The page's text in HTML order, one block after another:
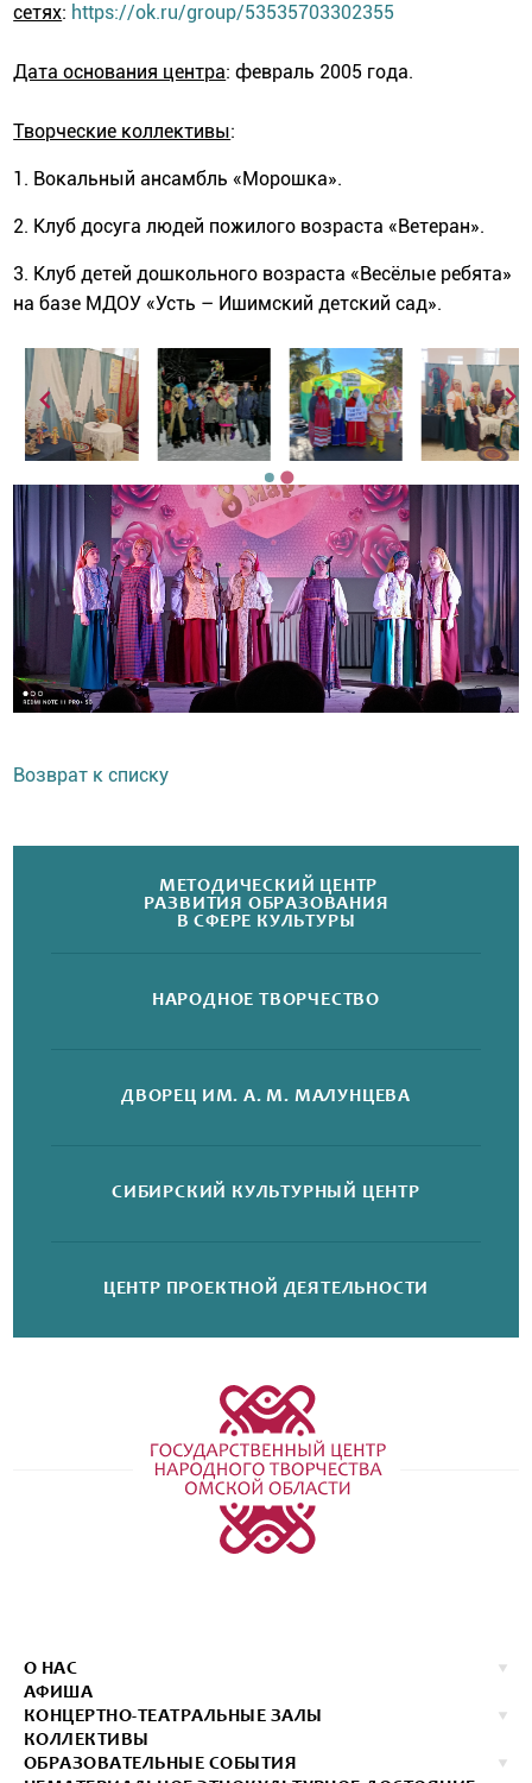
сетях: https://ok.ru/group/53535703302355
Дата основания центра: февраль 2005 года.
Творческие коллективы:
1. Вокальный ансамбль «Морошка».
2. Клуб досуга людей пожилого возраста «Ветеран».
3. Клуб детей дошкольного возраста «Весёлые ребята»
на базе МДОУ «Усть – Ишимский детский сад».
Возврат к списку
МЕТОДИЧЕСКИЙ ЦЕНТР
РАЗВИТИЯ ОБРАЗОВАНИЯ
В СФЕРЕ КУЛЬТУРЫ
НАРОДНОЕ ТВОРЧЕСТВО
ДВОРЕЦ ИМ. А. М. МАЛУНЦЕВА
СИБИРСКИЙ КУЛЬТУРНЫЙ ЦЕНТР
ЦЕНТР ПРОЕКТНОЙ ДЕЯТЕЛЬНОСТИ
О НАС
АФИША
КОНЦЕРТНО-ТЕАТРАЛЬНЫЕ ЗАЛЫ
КОЛЛЕКТИВЫ
ОБРАЗОВАТЕЛЬНЫЕ СОБЫТИЯ